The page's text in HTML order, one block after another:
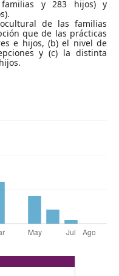
familias y 283 hijos) y
de las familias
que de las prácticas
e hijos, (b) el nivel de
y (c) la distinta